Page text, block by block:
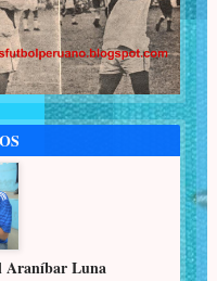
Araníbar Luna